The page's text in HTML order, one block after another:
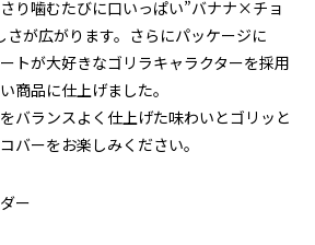
り噛むたびに口いっぱい”バナナ×チョ
さが広がります。さらにパッケージに
トが大好きなゴリラキャラクターを採用
商品に仕上げました。
バランスよく仕上げた味わいとゴリッと
バーをお楽しみください。
ー